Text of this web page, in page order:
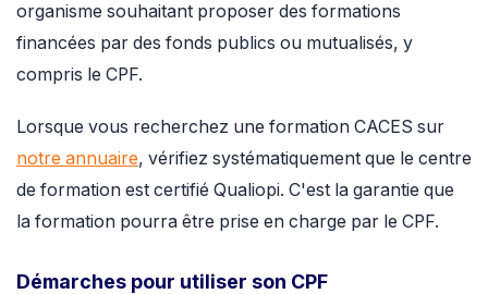
organisme souhaitant proposer des formations
financées par des fonds publics ou mutualisés, y
compris le CPF.
Lorsque vous recherchez une formation CACES sur
notre annuaire, vérifiez systématiquement que le centre
de formation est certifié Qualiopi. C'est la garantie que
la formation pourra être prise en charge par le CPF.
Démarches pour utiliser son CPF